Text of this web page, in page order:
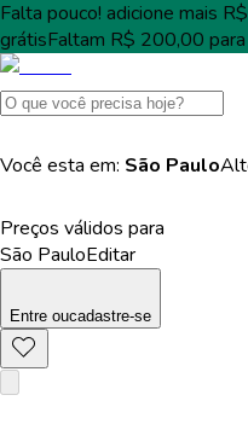
Falta pouco! adicione mais
grátisFaltam R$ 200,00 para
Você esta em: São Paulo
Preços válidos para
São PauloEditar
Entre oucadastre-se